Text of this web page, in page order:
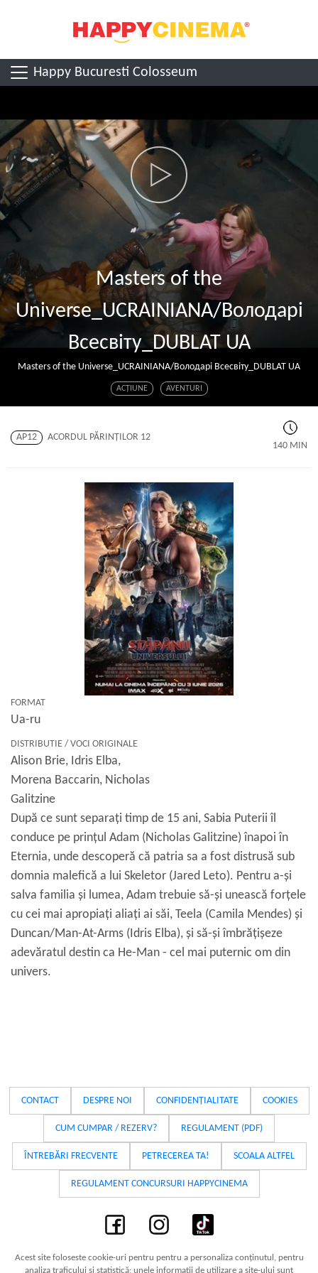
Happy Bucuresti Colosseum
Masters of the
Universe_UCRAINIANA/Володарі
Всесвіту_DUBLAT UA
Masters of the Universe_UCRAINIANA/Володарі Всесвіту_DUBLAT UA
ACŢIUNE AVENTURI
AP12
ACORDUL PĂRINŢILOR 12
140 MIN
FORMAT
Ua-ru
DISTRIBUTIE / VOCI ORIGINALE
Alison Brie, Idris Elba,
Morena Baccarin, Nicholas
Galitzine
După ce sunt separați timp de 15 ani, Sabia Puterii îl
conduce pe prințul Adam (Nicholas Galitzine) înapoi în
Eternia, unde descoperă că patria sa a fost distrusă sub
domnia malefică a lui Skeletor (Jared Leto). Pentru a-și
salva familia și lumea, Adam trebuie să-și unească forțele
cu cei mai apropiați aliați ai săi, Teela (Camila Mendes) și
Duncan/Man-At-Arms (Idris Elba), și să-și îmbrățișeze
adevăratul destin ca He-Man - cel mai puternic om din
univers.
CONTACT DESPRE NOI CONFIDENȚIALITATE COOKIES
CUM CUMPAR / REZERV? REGULAMENT (PDF)
ÎNTREBĂRI FRECVENTE PETRECEREA TA! SCOALA ALTFEL
REGULAMENT CONCURSURI HAPPYCINEMA
Acest site foloseste cookie-uri pentru pentru a personaliza conținutul, pentru
analiza traficului și statistică; unele informații de utilizare a site-ului sunt